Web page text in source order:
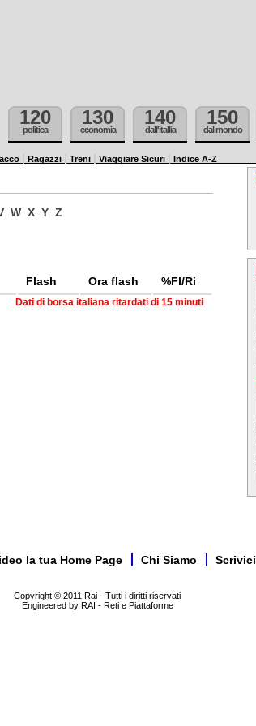
120
politica
130
economia
140
dall'itallia
150
dal mondo
Ragazzi Treni Viaggiare Sicuri Indice A-Z
W X Y Z
Flash Ora flash %Fl/Ri
Dati di borsa italiana ritardati di 15 minuti
la tua Home Page Chi Siamo Scrivici
Copyright © 2011 Rai - Tutti i diritti riservati
Engineered by RAI - Reti e Piattaforme